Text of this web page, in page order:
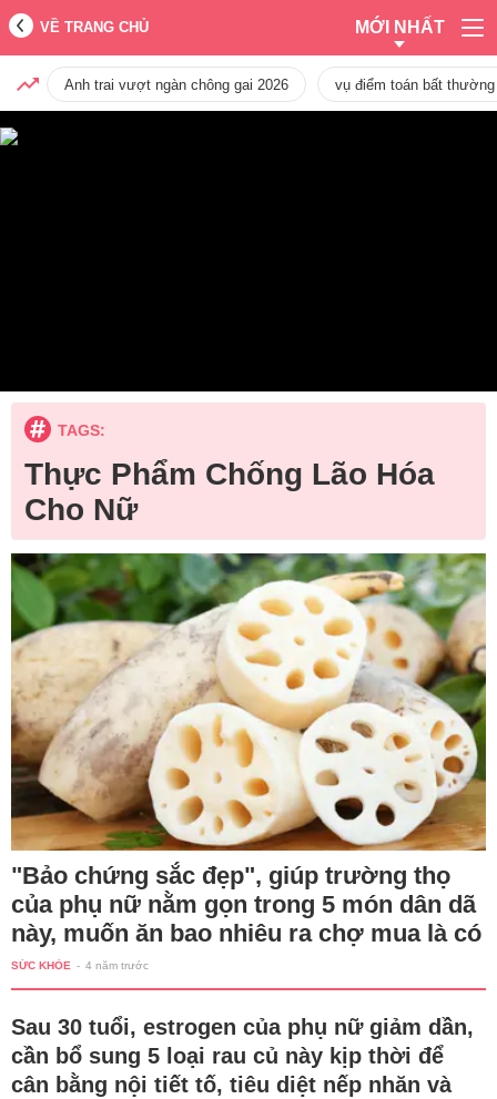
VỀ TRANG CHỦ MỚI NHẤT
Anh trai vượt ngàn chông gai 2026 vụ điểm toán bất
TAGS:
Thực Phẩm Chống Lão Hóa
Cho Nữ
"Bảo chứng sắc đẹp", giúp trường thọ
của phụ nữ nằm gọn trong 5 món dân dã
này, muốn ăn bao nhiêu ra chợ mua là có
SỨC KHỎE - 4 năm trước
Sau 30 tuổi, estrogen của phụ nữ giảm dần,
cần bổ sung 5 loại rau củ này kịp thời để
cân bằng nội tiết tố, tiêu diệt nếp nhăn và